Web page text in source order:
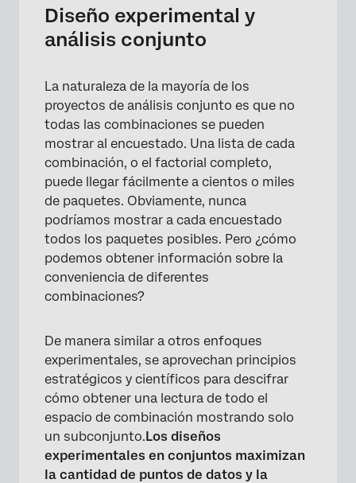
Diseño experimental y
análisis conjunto
La naturaleza de la mayoría de los
proyectos de análisis conjunto es que no
todas las combinaciones se pueden
mostrar al encuestado. Una lista de cada
combinación, o el factorial completo,
puede llegar fácilmente a cientos o miles
de paquetes. Obviamente, nunca
podríamos mostrar a cada encuestado
todos los paquetes posibles. Pero ¿cómo
podemos obtener información sobre la
conveniencia de diferentes
combinaciones?
De manera similar a otros enfoques
experimentales, se aprovechan principios
estratégicos y científicos para descifrar
cómo obtener una lectura de todo el
espacio de combinación mostrando solo
un subconjunto.Los diseños
experimentales en conjuntos maximizan
la cantidad de puntos de datos y la